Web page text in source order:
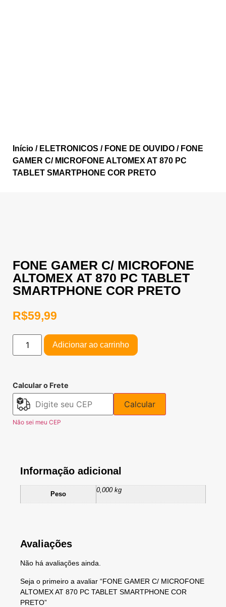
Início / ELETRONICOS / FONE DE OUVIDO / FONE
GAMER C/ MICROFONE ALTOMEX AT 870 PC
TABLET SMARTPHONE COR PRETO
FONE GAMER C/ MICROFONE
ALTOMEX AT 870 PC TABLET
SMARTPHONE COR PRETO
R$59,99
Adicionar ao carrinho
Calcular o Frete
Calcular
Não sei meu CEP
Informação adicional
Peso
0,000 kg
Avaliações
Não há avaliações ainda.
Seja o primeiro a avaliar “FONE GAMER C/ MICROFONE
ALTOMEX AT 870 PC TABLET SMARTPHONE COR
PRETO”